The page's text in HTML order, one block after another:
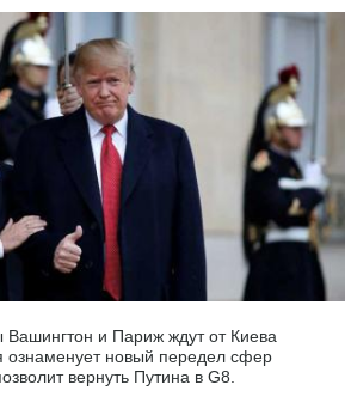
и Париж ждут от Киева
ознаменует новый передел сфер
вернуть Путина в G8.